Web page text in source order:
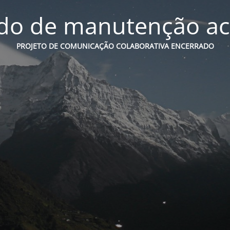
de manutenção
PROJETO DE COMUNICAÇÃO COLABORATIVA ENCERRADO